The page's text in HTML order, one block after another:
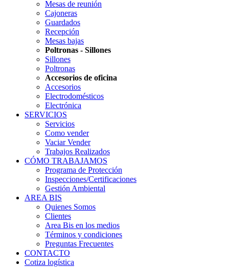
Mesas de reunión
Cajoneras
Guardados
Recepción
Mesas bajas
Poltronas - Sillones
Sillones
Poltronas
Accesorios de oficina
Accesorios
Electrodomésticos
Electrónica
SERVICIOS
Servicios
Como vender
Vaciar Vender
Trabajos Realizados
CÓMO TRABAJAMOS
Programa de Protección
Inspecciones/Certificaciones
Gestión Ambiental
AREA BIS
Quienes Somos
Clientes
Area Bis en los medios
Términos y condiciones
Preguntas Frecuentes
CONTACTO
Cotiza logística